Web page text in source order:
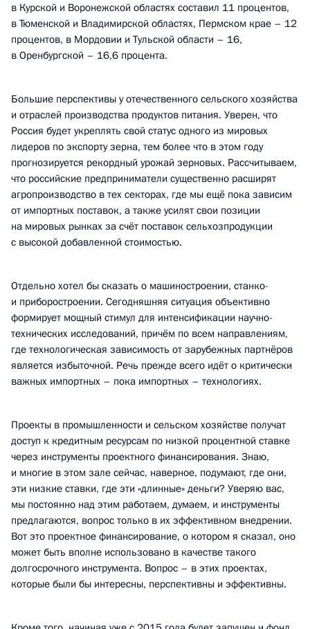
в Курской и Воронежской областях составил 11 процентов,
в Тюменской и Владимирской областях, Пермском крае – 12
процентов, в Мордовии и Тульской области – 16,
в Оренбургской – 16,6 процента.
Большие перспективы у отечественного сельского хозяйства
и отраслей производства продуктов питания. Уверен, что
Россия будет укреплять свой статус одного из мировых
лидеров по экспорту зерна, тем более что в этом году
прогнозируется рекордный урожай зерновых. Рассчитываем,
что российские предприниматели существенно расширят
агропроизводство в тех секторах, где мы ещё пока зависим
от импортных поставок, а также усилят свои позиции
на мировых рынках за счёт поставок сельхозпродукции
с высокой добавленной стоимостью.
Отдельно хотел бы сказать о машиностроении, станко-
и приборостроении. Сегодняшняя ситуация объективно
формирует мощный стимул для интенсификации научно-
технических исследований, причём по всем направлениям,
где технологическая зависимость от зарубежных партнёров
является избыточной. Речь прежде всего идёт о критически
важных импортных – пока импортных – технологиях.
Проекты в промышленности и сельском хозяйстве получат
доступ к кредитным ресурсам по низкой процентной ставке
через инструменты проектного финансирования. Знаю,
и многие в этом зале сейчас, наверное, подумают, где они,
эти низкие ставки, где эти «длинные» деньги? Уверяю вас,
мы постоянно над этим работаем, думаем, и инструменты
предлагаются, вопрос только в их эффективном внедрении.
Вот это проектное финансирование, о котором я сказал, оно
может быть вполне использовано в качестве такого
долгосрочного инструмента. Вопрос – в этих проектах,
которые были бы интересны, перспективны и эффективны.